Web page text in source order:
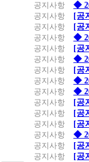
공지사항
◆
공지사항
[공
공지사항
[공
공지사항
◆
공지사항
[공
공지사항
◆
공지사항
[공
공지사항
◆
공지사항
◆
공지사항
[공
공지사항
[공
공지사항
[공
공지사항
◆
공지사항
[공
공지사항
[공